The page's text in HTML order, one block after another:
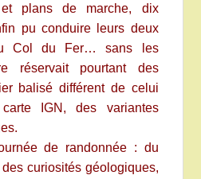
et plans de marche, dix
pu conduire leurs deux
Col du Fer… sans les
réservait pourtant des
balisé différent de celui
IGN, des variantes
de randonnée : du
curiosités géologiques,